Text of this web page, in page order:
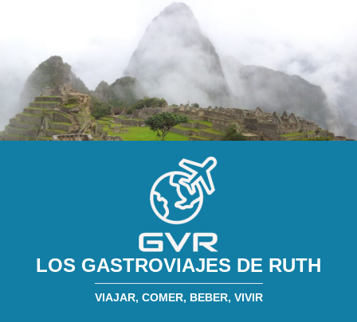
LOS GASTROVIAJES DE RUTH
VIAJAR, COMER, BEBER, VIVIR